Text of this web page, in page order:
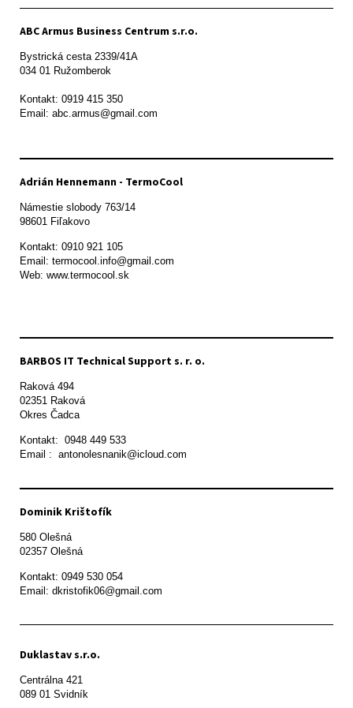
ABC Armus Business Centrum s.r.o.
Bystrická cesta 2339/41A
034 01 Ružomberok
Kontakt: 0919 415 350
Adrián Hennemann - TermoCool
Námestie slobody 763/14
98601 Fiľakovo
Kontakt: 0910 921 105
Email: termocool.info@gmail.com
Web: www.termocool.sk
BARBOS IT Technical Support s. r. o.
Raková 494
02351 Raková
Okres Čadca
Kontakt:  0948 449 533
Email :  antonolesnanik@icloud.com
Dominik Krištofík
580 Olešná
Kontakt: 0949 530 054
Email: dkristofik06@gmail.com
Duklastav s.r.o.
Centrálna 421
089 01 Svidník